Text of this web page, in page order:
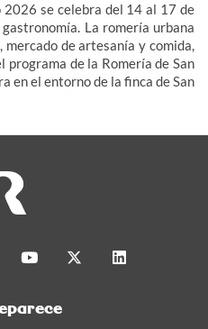
2026 se celebra del 14 al 17 de
La romería urbana
de artesanía y comida,
programa de la Romería de San
en el entorno de la finca de San